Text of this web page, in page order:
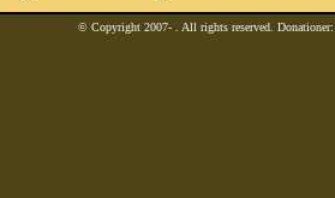
© Copyright 2007- . All rights reserved.